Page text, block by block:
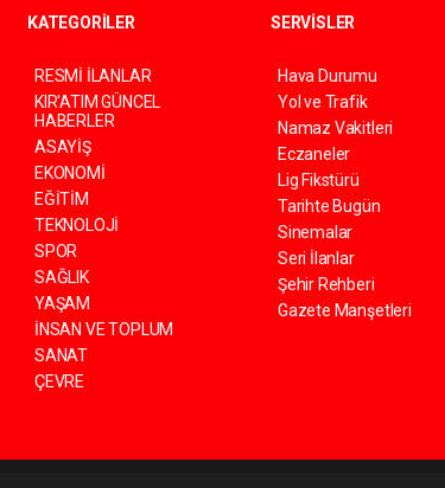
KATEGORİLER
RESMİ İLANLAR
KIR'ATIM GÜNCEL
HABERLER
ASAYİŞ
EKONOMİ
EĞİTİM
TEKNOLOJİ
SPOR
SAĞLIK
YAŞAM
İNSAN VE TOPLUM
SANAT
ÇEVRE
SERVİSLER
Hava Durumu
Yol ve Trafik
Namaz Vakitleri
Eczaneler
Lig Fikstürü
Tarihte Bugün
Sinemalar
Seri İlanlar
Şehir Rehberi
Gazete Manşetleri